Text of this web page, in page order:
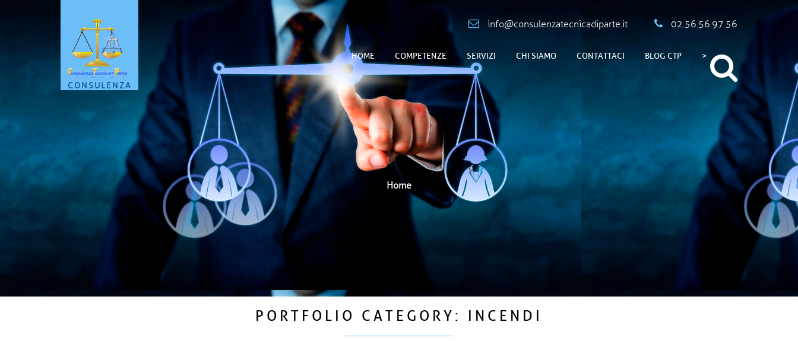
CONSULENZA
info@consulenzatecnicadiparte.it 02.56.56.97.56
HOME COMPETENZE SERVIZI CHI SIAMO CONTATTACI BLOG CTP >
Home
PORTFOLIO CATEGORY: INCENDI